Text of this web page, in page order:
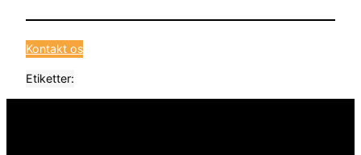
Kontakt os
Etiketter: